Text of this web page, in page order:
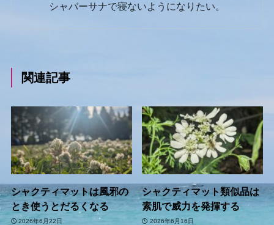
シャバーサナで寝ないようになりたい。
関連記事
シャクティマットは風邪の
とき使うとだるくなる
2026年6月22日
シャクティマット類似品は
素肌で威力を発揮する
2026年6月16日